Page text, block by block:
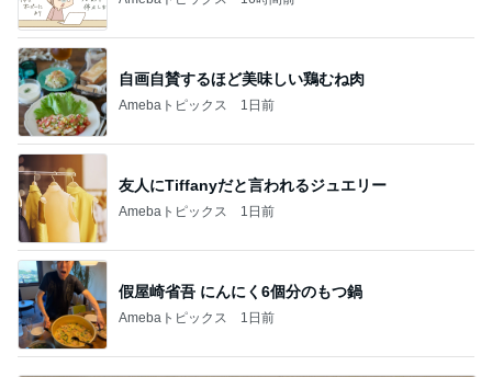
自画自賛するほど美味しい鶏むね肉
Amebaトピックス 1日前
友人にTiffanyだと言われるジュエリー
Amebaトピックス 1日前
假屋崎省吾 にんにく6個分のもつ鍋
Amebaトピックス 1日前